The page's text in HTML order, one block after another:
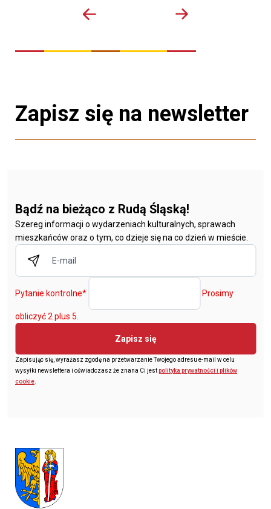
Zapisz się na newsletter
Bądź na bieżąco z Rudą Śląską!
Szereg informacji o wydarzeniach kulturalnych, sprawach
mieszkańców oraz o tym, co dzieje się na co dzień w mieście.
Pytanie kontrolne* Prosimy
obliczyć 2 plus 5.
Zapisz się
Zapisując się, wyrażasz zgodę na przetwarzanie Twojego adresu e-mail w celu
wysyłki newslettera i oświadczasz że znana Ci jestpolityka prywatności i plików
cookie